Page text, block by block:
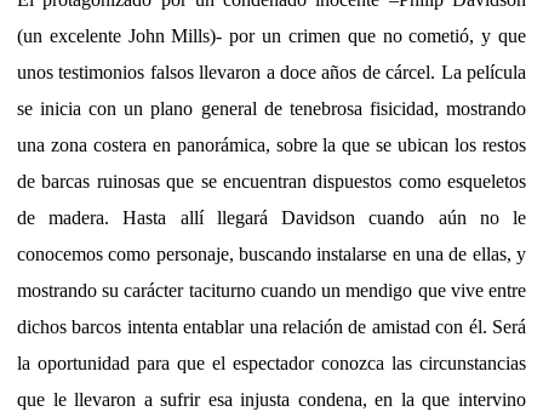
(un excelente John Mills)- por un crimen que no cometió, y que
unos testimonios falsos llevaron a doce años de cárcel. La película
se inicia con un plano general de tenebrosa fisicidad, mostrando
una zona costera en panorámica, sobre la que se ubican los restos
de barcas ruinosas que se encuentran dispuestos como esqueletos
de madera. Hasta allí llegará Davidson cuando aún no le
conocemos como personaje, buscando instalarse en una de ellas, y
mostrando su carácter taciturno cuando un mendigo que vive entre
dichos barcos intenta entablar una relación de amistad con él. Será
la oportunidad para que el espectador conozca las circunstancias
que le llevaron a sufrir esa injusta condena, en la que intervino